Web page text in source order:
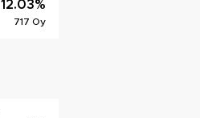
12.03%
717 Oy